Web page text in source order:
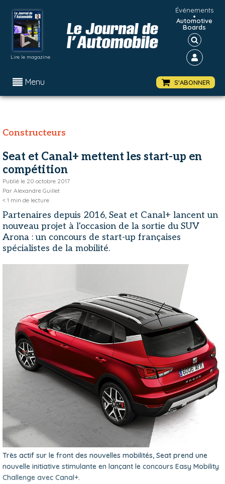
Lire le magazine
Événements
•
Automotive
Boards
Menu S'ABONNER
Constructeurs
Seat et Canal+ mettent les start-up en
compétition
Publié le 20 octobre 2017
Par Alexandre Guillet
< 1 min de lecture
Partenaires depuis 2016, Seat et Canal+ lancent un
nouveau projet à l'occasion de la sortie du SUV
Arona : un concours de start-up françaises
spécialistes de la mobilité.
Très actif sur le front des nouvelles mobilités, Seat prend une
nouvelle initiative stimulante en lançant le concours Easy Mobility
Challenge avec Canal+.